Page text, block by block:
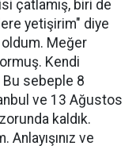
çatlamış, biri de
yetişirim" diye
Meğer
Kendi
Bu sebeple 8
ve 13 Ağustos
kaldık.
ve